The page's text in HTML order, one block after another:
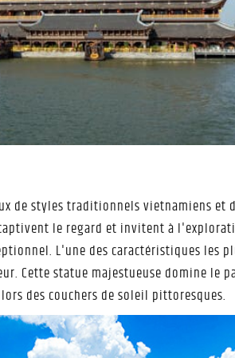
de styles traditionnels vietnamiens et
le regard et invitent à
L'une des caractéristiques les
Cette statue majestueuse domine le
des couchers de soleil pittoresques.